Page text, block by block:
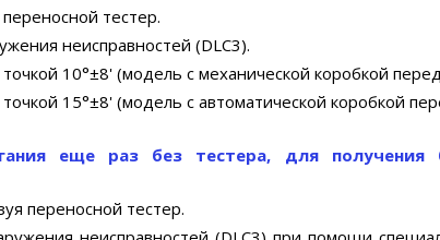
тестер.
неисправностей (DLC3).
10°±8' (модель с механической коробкой
15°±8' (модель с автоматической коробкой
еще раз без тестера, для получения
переносной тестер.